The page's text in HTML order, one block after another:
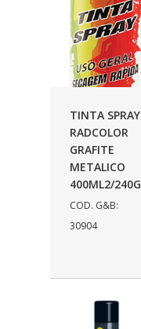
TINTA SPRAY
RADCOLOR
GRAFITE
METALICO
400ML2/240G
COD. G&B:
30904